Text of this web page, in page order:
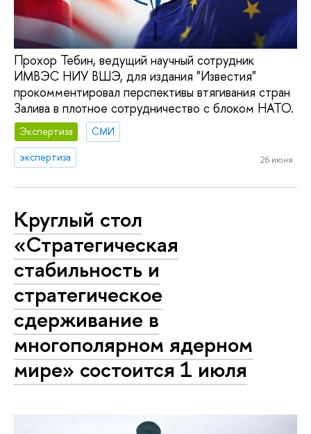
Прохор Тебин, ведущий научный сотрудник
ИМВЭС НИУ ВШЭ, для издания "Известия"
прокомментировал перспективы втягивания стран
Залива в плотное сотрудничество с блоком НАТО.
Экспертиза
СМИ
экспертиза
26 июня
Круглый стол
«Стратегическая
стабильность и
стратегическое
сдерживание в
многополярном ядерном
мире» состоится 1 июля